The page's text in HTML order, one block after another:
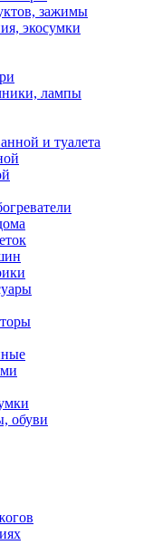
зажимы
экосумки
лампы
и туалета
обуви